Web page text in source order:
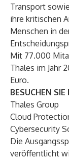
Transport
ihre kritischen
Menschen in
Mit 77.000
Thales im Jahr
Euro.
BESUCHEN SIE
Thales Group
Cloud
Cybersecurity
Die
veröffentlicht